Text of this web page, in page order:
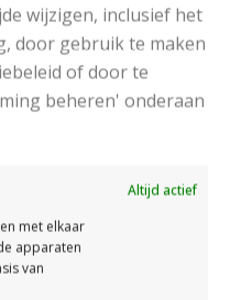
wijzigen, inclusief het
door gebruik te maken
of door te
beheren' onderaan
Altijd actief
met elkaar
apparaten
van
POSTS